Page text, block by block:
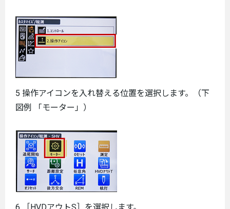
5 操作アイコンを入れ替える位置を選択します。（下
図例 「モーター」）